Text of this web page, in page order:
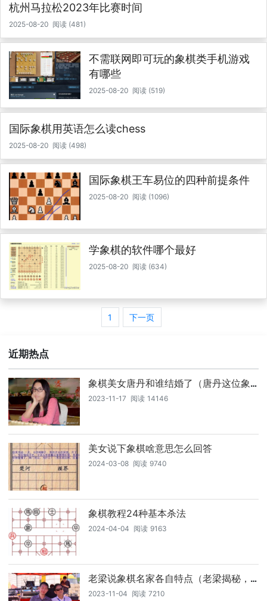
杭州马拉松2023年比赛时间
2025-08-20 阅读 (481)
不需联网即可玩的象棋类手机游戏
有哪些
2025-08-20 阅读 (519)
国际象棋用英语怎么读chess
2025-08-20 阅读 (498)
国际象棋王车易位的四种前提条件
2025-08-20 阅读 (1096)
学象棋的软件哪个最好
2025-08-20 阅读 (634)
1 下一页
近期热点
象棋美女唐丹和谁结婚了（唐丹这位象
棋美女与谁共筑棋盘人生）
2023-11-17 阅读 14146
美女说下象棋啥意思怎么回答
2024-03-08 阅读 9740
象棋教程24种基本杀法
2024-04-04 阅读 9163
老梁说象棋名家各自特点（老梁揭秘，
象棋名家们独特的棋艺风格，你了解多
2023-11-04 阅读 7210